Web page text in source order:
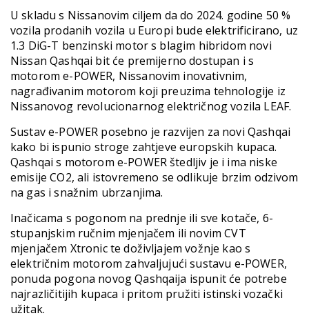
U skladu s Nissanovim ciljem da do 2024. godine 50 %
vozila prodanih vozila u Europi bude elektrificirano, uz
1.3 DiG-T benzinski motor s blagim hibridom novi
Nissan Qashqai bit će premijerno dostupan i s
motorom e-POWER, Nissanovim inovativnim,
nagrađivanim motorom koji preuzima tehnologije iz
Nissanovog revolucionarnog električnog vozila LEAF.
Sustav e-POWER posebno je razvijen za novi Qashqai
kako bi ispunio stroge zahtjeve europskih kupaca.
Qashqai s motorom e-POWER štedljiv je i ima niske
emisije CO2, ali istovremeno se odlikuje brzim odzivom
na gas i snažnim ubrzanjima.
Inačicama s pogonom na prednje ili sve kotače, 6-
stupanjskim ručnim mjenjačem ili novim CVT
mjenjačem Xtronic te doživljajem vožnje kao s
električnim motorom zahvaljujući sustavu e-POWER,
ponuda pogona novog Qashqaija ispunit će potrebe
najrazličitijih kupaca i pritom pružiti istinski vozački
užitak.